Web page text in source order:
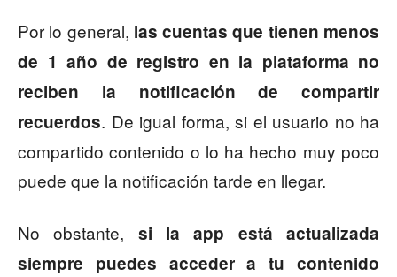
Por lo general, las cuentas que tienen menos
de 1 año de registro en la plataforma no
reciben la notificación de compartir
recuerdos. De igual forma, si el usuario no ha
compartido contenido o lo ha hecho muy poco
puede que la notificación tarde en llegar.
No obstante, si la app está actualizada
siempre puedes acceder a tu contenido